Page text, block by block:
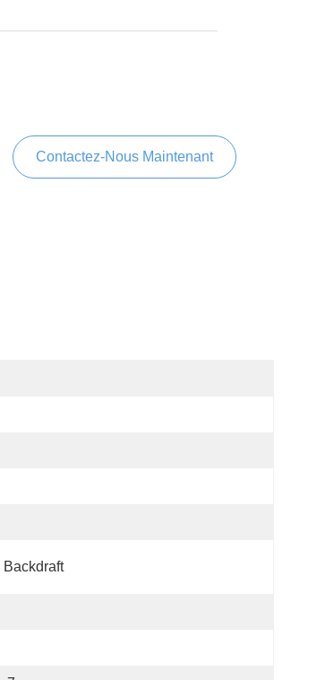
Contactez-Nous Maintenant